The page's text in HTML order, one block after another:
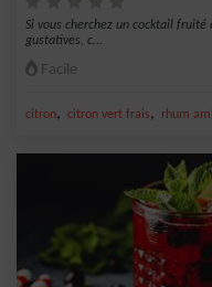
Si vous cherchez un cocktail
gustatives, c...
Facile
citron, citron vert frais, rhum